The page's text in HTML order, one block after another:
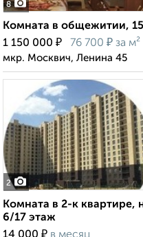
8
Комната в общежитии,
1 150 000 ₽ 76 700 ₽ за м²
мкр. Москвич, Ленина 45
2
Комната в 2-к квартире,
6/17 этаж
₽